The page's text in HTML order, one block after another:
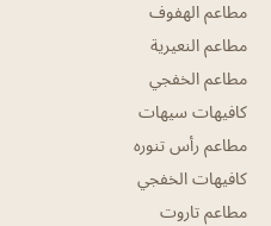
مطاعم الهفوف
مطاعم النعيرية
مطاعم الخفجي
كافيهات سيهات
مطاعم رأس تنوره
كافيهات الخفجي
مطاعم تاروت